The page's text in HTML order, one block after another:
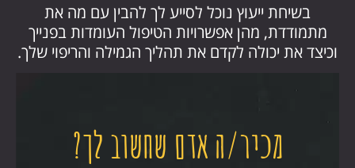
בשיחת ייעוץ נוכל לסייע לך להבין עם מה את
מתמודדת, מהן אפשרויות הטיפול העומדות בפנייך
וכיצד את יכולה לקדם את תהליך הגמילה והריפוי שלך.
מכיר/ה אדם שחשוב לך?